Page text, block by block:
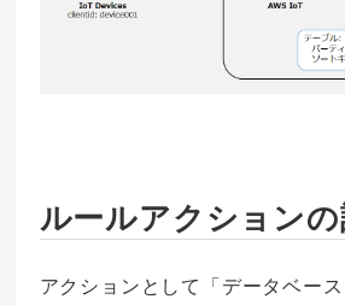
ルールアクション
アクションとして「データベー